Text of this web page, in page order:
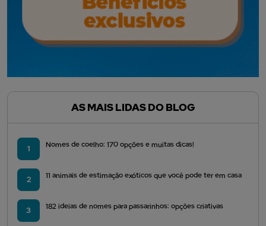
AS MAIS LIDAS DO BLOG
1 Nomes de coelho: 170 opções e muitas dicas!
2 11 animais de estimação exóticos que você pode ter em casa
3 182 ideias de nomes para passarinhos: opções criativas